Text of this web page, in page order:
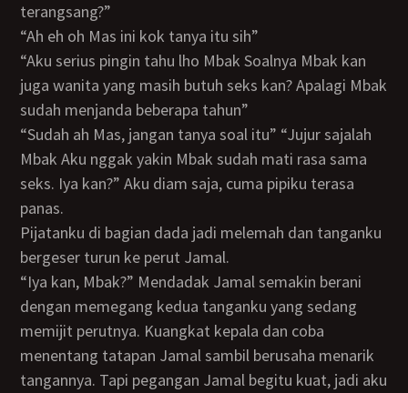
terangsang?”
“Ah eh oh Mas ini kok tanya itu sih”
“Aku serius pingin tahu lho Mbak Soalnya Mbak kan
juga wanita yang masih butuh seks kan? Apalagi Mbak
sudah menjanda beberapa tahun”
“Sudah ah Mas, jangan tanya soal itu” “Jujur sajalah
Mbak Aku nggak yakin Mbak sudah mati rasa sama
seks. Iya kan?” Aku diam saja, cuma pipiku terasa
panas.
Pijatanku di bagian dada jadi melemah dan tanganku
bergeser turun ke perut Jamal.
“Iya kan, Mbak?” Mendadak Jamal semakin berani
dengan memegang kedua tanganku yang sedang
memijit perutnya. Kuangkat kepala dan coba
menentang tatapan Jamal sambil berusaha menarik
tangannya. Tapi pegangan Jamal begitu kuat, jadi aku